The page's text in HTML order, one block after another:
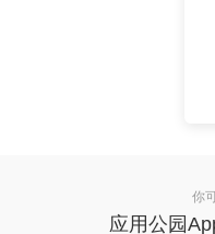
你
应用公园